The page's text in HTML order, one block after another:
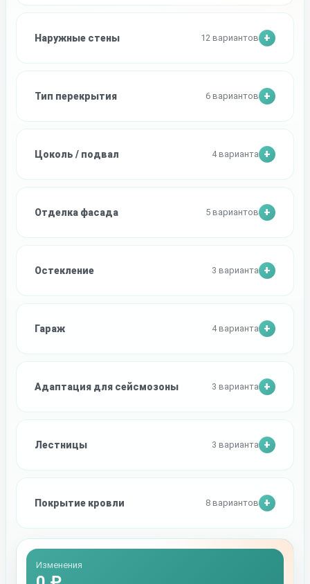
Наружные стены 12 вариантов
Тип перекрытия 6 вариантов
Цоколь / подвал 4 варианта
Отделка фасада 5 вариантов
Остекление 3 варианта
Гараж 4 варианта
Адаптация для сейсмозоны 3 варианта
Лестницы 3 варианта
Покрытие кровли 8 вариантов
Изменения